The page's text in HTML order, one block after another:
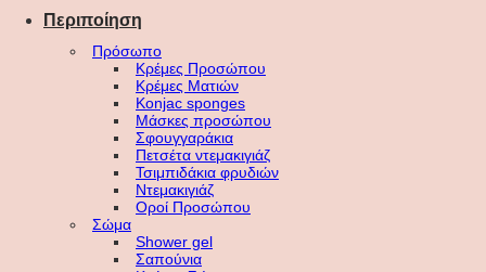
Περιποίηση
Πρόσωπο
Κρέμες Προσώπου
Κρέμες Ματιών
Konjac sponges
Μάσκες προσώπου
Σφουγγαράκια
Πετσέτα ντεμακιγιάζ
Τσιμπιδάκια φρυδιών
Ντεμακιγιάζ
Οροί Προσώπου
Σώμα
Shower gel
Σαπούνια